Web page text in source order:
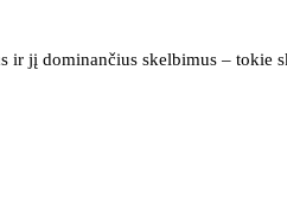
jį dominančius skelbimus – tokie